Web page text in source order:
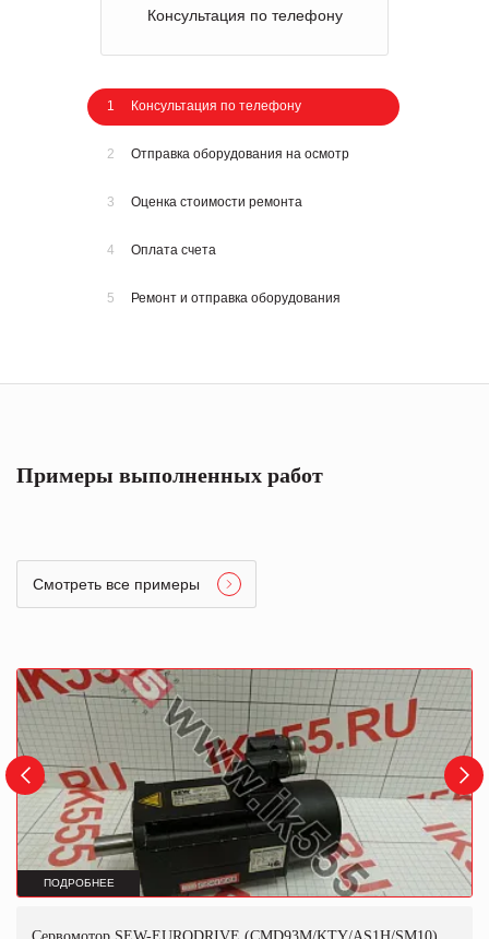
Консультация по телефону
1 Консультация по телефону
2 Отправка оборудования на осмотр
3 Оценка стоимости ремонта
4 Оплата счета
5 Ремонт и отправка оборудования
Примеры выполненных работ
Смотреть все примеры
ПОДРОБНЕЕ